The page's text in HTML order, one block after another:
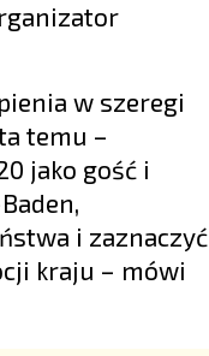
w szeregi
temu –
jako gość i
i zaznaczyć
kraju – mówi